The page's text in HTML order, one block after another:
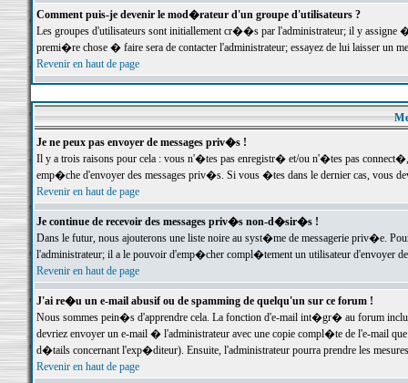
Comment puis-je devenir le mod�rateur d'un groupe d'utilisateurs ?
Les groupes d'utilisateurs sont initiallement cr��s par l'administrateur; il y
premi�re chose � faire sera de contacter l'administrateur; essayez de lui laisser un
Revenir en haut de page
Je ne peux pas envoyer de messages priv�s !
Il y a trois raisons pour cela : vous n'�tes pas enregistr� et/ou n'�tes pas
emp�che d'envoyer des messages priv�s. Si vous �tes dans le dernier cas, vous
Revenir en haut de page
Je continue de recevoir des messages priv�s non-d�sir�s !
Dans le futur, nous ajouterons une liste noire au syst�me de messagerie priv�e.
l'administrateur; il a le pouvoir d'emp�cher compl�tement un utilisateur d'envoyer
Revenir en haut de page
J'ai re�u un e-mail abusif ou de spamming de quelqu'un sur ce forum !
Nous sommes pein�s d'apprendre cela. La fonction d'e-mail int�gr� au forum inclut
devriez envoyer un e-mail � l'administrateur avec une copie compl�te de l'e-mail
d�tails concernant l'exp�diteur). Ensuite, l'administrateur pourra prendre les
Revenir en haut de page